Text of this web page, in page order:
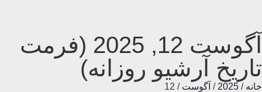
آگوست 12, 2025 (فرمت
تاریخ آرشیو روزانه)
خانه /
2025
/ آگوست / 12